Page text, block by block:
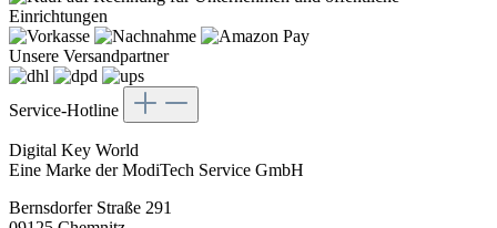
Unsere Versandpartner
Service-Hotline
Digital Key World
Eine Marke der ModiTech Service GmbH
Bernsdorfer Straße 291